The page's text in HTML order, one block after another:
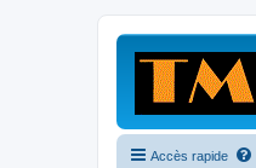
Accès rapide